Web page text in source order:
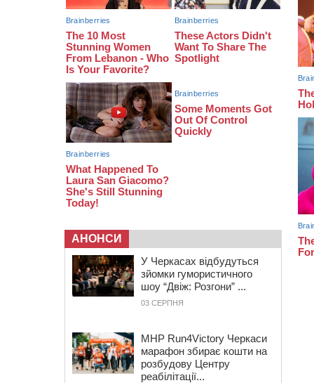
08:11 Вчителька зі Сміли увійшла до
півфіналу Global Teacher Prize
Ukraine 2026
07:29 По 5 тисяч гривень на підготовку
до школи: як оформити “Пакунок
школяра”
АНОНСИ
У Черкасах відбудуться
зйомки гумористичного
шоу “Двіж: Розгони” ...
03 СЕРПНЯ
MHP Run4Victory Черкаси
марафон збирає кошти на
розбудову Центру
реабілітації...